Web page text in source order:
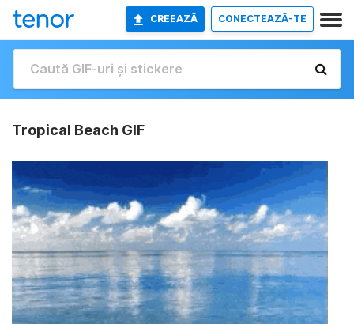
CREEAZĂ CONECTEAZĂ-TE
Tropical Beach GIF